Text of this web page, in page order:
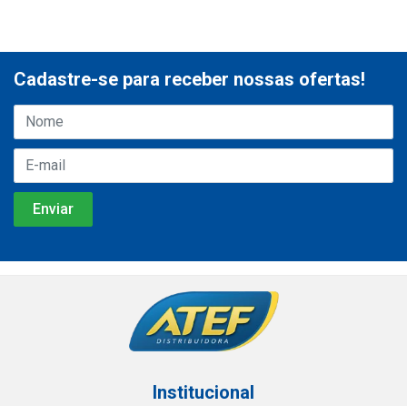
Cadastre-se para receber nossas ofertas!
Institucional